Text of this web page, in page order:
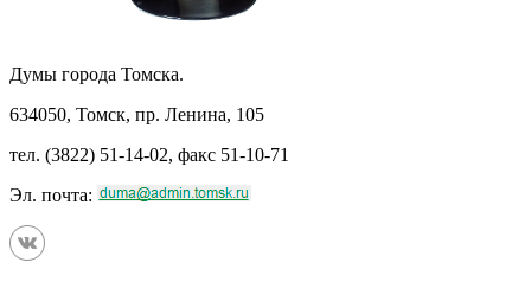
Думы города Томска.
634050, Томск, пр. Ленина, 105
тел. (3822) 51-14-02, факс 51-10-71
Эл. почта: